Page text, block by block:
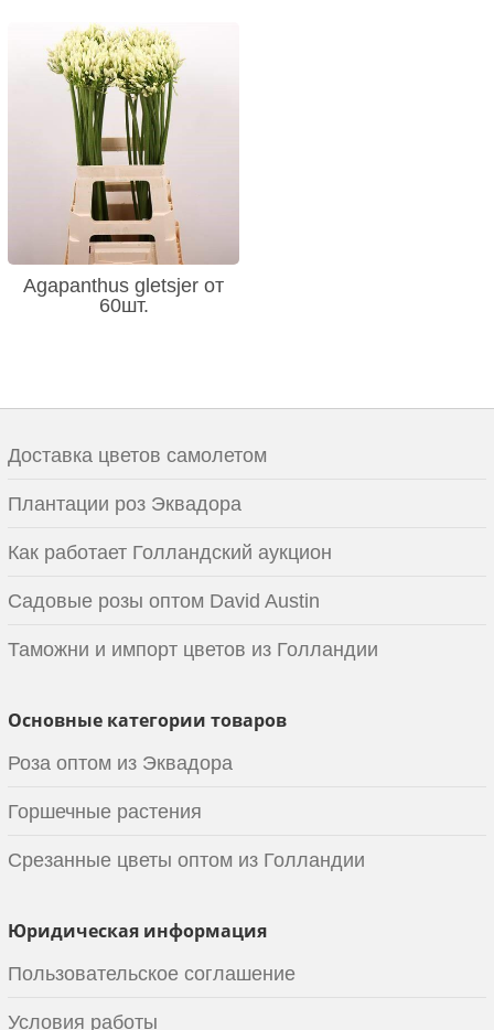
Agapanthus gletsjer от
60шт.
Доставка цветов самолетом
Плантации роз Эквадора
Как работает Голландский аукцион
Садовые розы оптом David Austin
Таможни и импорт цветов из Голландии
Основные категории товаров
Роза оптом из Эквадора
Горшечные растения
Срезанные цветы оптом из Голландии
Юридическая информация
Пользовательское соглашение
Условия работы